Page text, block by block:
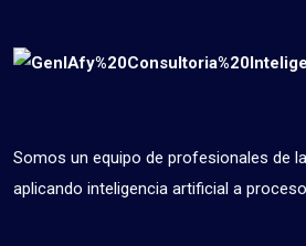
Somos un equipo de profesionales de
aplicando inteligencia artificial a